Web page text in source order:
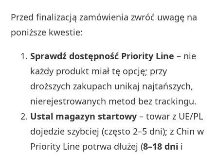
Przed finalizacją zamówienia zwróć uwagę na
poniższe kwestie:
Sprawdź dostępność Priority Line – nie
każdy produkt miał tę opcję; przy
droższych zakupach unikaj najtańszych,
nierejestrowanych metod bez trackingu.
Ustal magazyn startowy – towar z UE/PL
dojedzie szybciej (często 2–5 dni); z Chin w
Priority Line potrwa dłużej (8–18 dni i